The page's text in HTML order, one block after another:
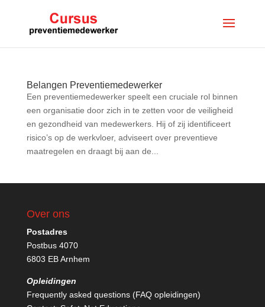
Belangen Preventiemedewerker
Een preventiemedewerker speelt een cruciale rol binnen
een organisatie door zich in te zetten voor de veiligheid
en gezondheid van medewerkers. Hij of zij identificeert
risico’s op de werkvloer, adviseert over preventieve
maatregelen en draagt bij aan de...
Over ons
Postadres
Postbus 4070
6803 EB Arnhem
Opleidingen
Frequently asked questions (FAQ opleidingen)